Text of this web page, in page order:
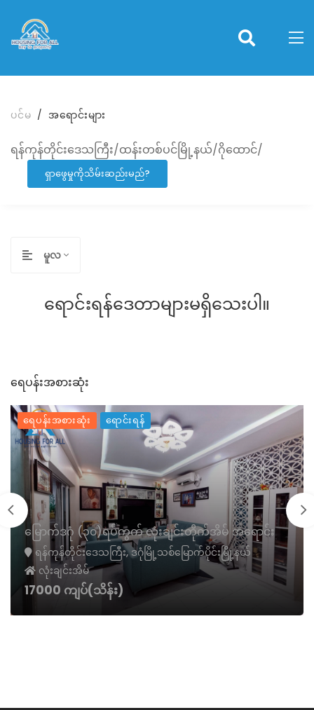
ပင်မ အရောင်းများ
ရန်ကုန်တိုင်းဒေသကြီး/ထန်းတစ်ပင်မြို့နယ်/ဂိုထောင်/
ရှာဖွေမှုကိုသိမ်းဆည်းမည်?
မူလ
ရောင်းရန်ဒေတာများမရှိသေးပါ။
ရေပန်းအစားဆုံး
ရေပန်းအစားဆုံး ရောင်းရန်
မြောက်ဒဂုံ (၃၀)ရပ်ကွက် လုံးချင်းတိုက်အိမ် အရောင်း
ရန်ကုန်တိုင်းဒေသကြီး, ဒဂုံမြို့သစ်မြောက်ပိုင်းမြို့နယ်
လုံးချင်းအိမ်
17000 ကျပ်(သိန်း)